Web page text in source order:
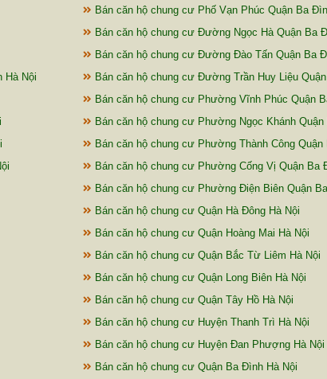
Bán căn hộ chung cư Phố Vạn Phúc Quận Ba
Bán căn hộ chung cư Đường Ngọc Hà Quận Ba
Bán căn hộ chung cư Đường Đào Tấn Quận Ba
Hà Nội
Bán căn hộ chung cư Đường Trần Huy Liệu
Bán căn hộ chung cư Phường Vĩnh Phúc Quận
Bán căn hộ chung cư Phường Ngọc Khánh
Bán căn hộ chung cư Phường Thành Công
Bán căn hộ chung cư Phường Cống Vị Quận Ba
Bán căn hộ chung cư Phường Điện Biên Quận
Bán căn hộ chung cư Quận Hà Đông Hà Nội
Bán căn hộ chung cư Quận Hoàng Mai Hà Nội
Bán căn hộ chung cư Quận Bắc Từ Liêm Hà Nội
Bán căn hộ chung cư Quận Long Biên Hà Nội
Bán căn hộ chung cư Quận Tây Hồ Hà Nội
Bán căn hộ chung cư Huyện Thanh Trì Hà Nội
Bán căn hộ chung cư Huyện Đan Phượng Hà Nội
Bán căn hộ chung cư Quận Ba Đình Hà Nội